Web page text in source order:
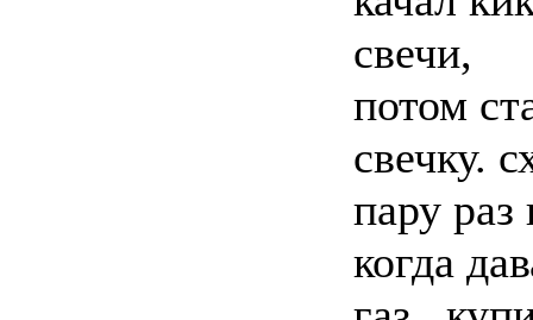
свечи,
потом
свечку.
пару раз
когда